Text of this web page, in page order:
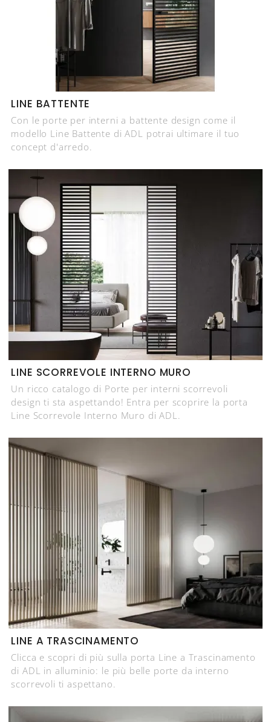
LINE BATTENTE
Con le porte per interni a battente design come il
modello Line Battente di ADL potrai ultimare il tuo
concept d'arredo.
LINE SCORREVOLE INTERNO MURO
Un ricco catalogo di Porte per interni scorrevoli
design ti sta aspettando! Entra per scoprire la porta
Line Scorrevole Interno Muro di ADL.
LINE A TRASCINAMENTO
Clicca e scopri di più sulla porta Line a Trascinamento
di ADL in alluminio: le più belle porte da interno
scorrevoli ti aspettano.